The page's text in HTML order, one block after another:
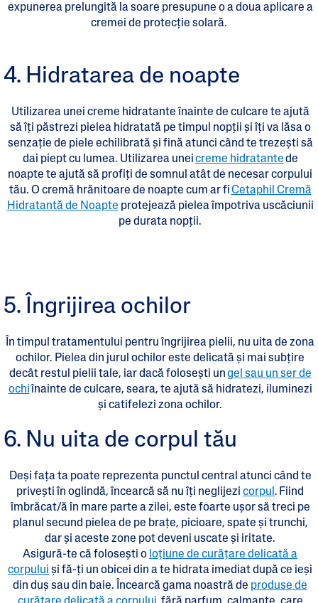
expunerea prelungită la soare presupune o a doua aplicare a
cremei de protecție solară.
4. Hidratarea de noapte
Utilizarea unei creme hidratante înainte de culcare te ajută
să îți păstrezi pielea hidratată pe timpul nopții și îți va lăsa o
senzație de piele echilibrată și fină atunci când te trezeşti să
dai piept cu lumea. Utilizarea uneicreme hidratantede
noapte te ajută să profiți de somnul atât de necesar corpului
tău. O cremă hrănitoare de noapte cum ar fiCetaphil Cremă
Hidratantă de Noapte protejează pielea împotriva uscăciunii
pe durata nopții.
5. Îngrijirea ochilor
În timpul tratamentului pentru îngrijirea pielii, nu uita de zona
ochilor. Pielea din jurul ochilor este delicată și mai subțire
decât restul pielii tale, iar dacă foloseşti ungel sau un ser de
ochiînainte de culcare, seara, te ajută să hidratezi, iluminezi
și catifelezi zona ochilor.
6. Nu uita de corpul tău
Deși fața ta poate reprezenta punctul central atunci când te
priveşti în oglindă, încearcă să nu îți neglijezi corpul . Fiind
îmbrăcat/ă în mare parte a zilei, este foarte ușor să treci pe
planul secund pielea de pe brațe, picioare, spate și trunchi,
dar și aceste zone pot deveni uscate și iritate.
Asigură-te că foloseşti o loțiune de curățare delicată a
corpului și fă-ți un obicei din a te hidrata imediat după ce ieși
din duș sau din baie. Încearcă gama noastră de produse de